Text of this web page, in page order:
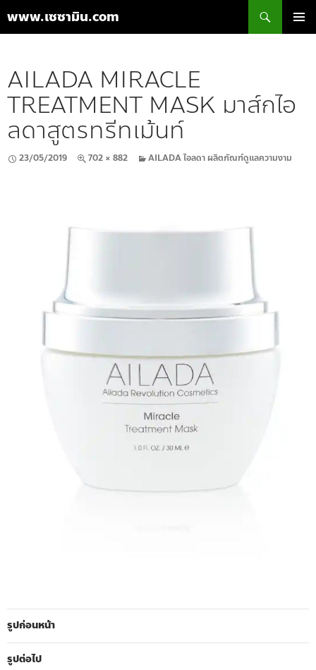
www.เซซามิน.com
เนื้อหา
AILADA MIRACLE
TREATMENT MASK มาส์กไอ
ลดาสูตรทรีทเม้นท์
23/05/2019 702 × 882 AILADA ไอลดา ผลิตภัณฑ์ดูแลความงาม
รูปก่อนหน้า
รูปต่อไป